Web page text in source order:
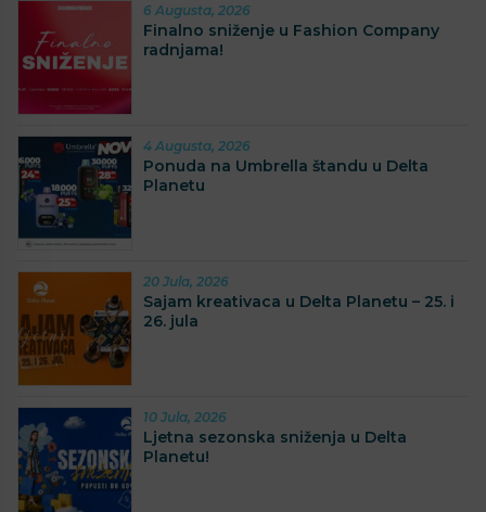
6 Augusta, 2026
Finalno sniženje u Fashion Company
radnjama!
4 Augusta, 2026
Ponuda na Umbrella štandu u Delta
Planetu
20 Jula, 2026
Sajam kreativaca u Delta Planetu – 25. i
26. jula
10 Jula, 2026
Ljetna sezonska sniženja u Delta
Planetu!